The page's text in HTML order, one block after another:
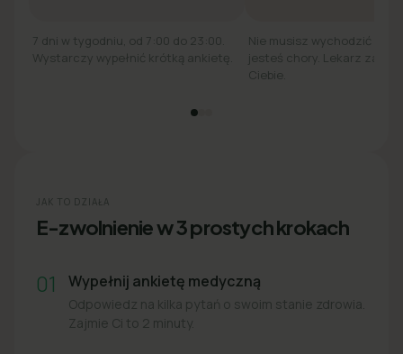
7 dni w tygodniu, od 7:00 do 23:00.
Wystarczy wypełnić krótką ankietę.
Nie musisz wychodzić z
jesteś chory. Lekarz
Ciebie.
JAK TO DZIAŁA
E-zwolnienie w 3 prostych krokach
01 Wypełnij ankietę medyczną
Odpowiedz na kilka pytań o swoim stanie zdrowia.
Zajmie Ci to 2 minuty.